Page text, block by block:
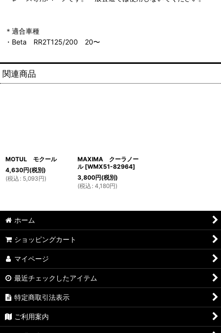
＊適合車種
・Beta RR2T125/200 20〜
関連商品
MOTUL モクール
4,630円(税別)
(税込 : 5,093円)
MAXIMA クーラノー
ル [WMX51-82964]
3,800円(税別)
(税込 : 4,180円)
ホーム
ショッピングカート
マイページ
最近チェックしたアイテム
特定商取引法表示
ご利用案内